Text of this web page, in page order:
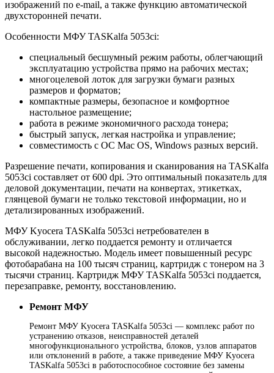
изображений по e-mail, а также функцию автоматической
двухсторонней печати.
Особенности МФУ TASKalfa 5053ci:
специальный бесшумный режим работы, облегчающий
эксплуатацию устройства прямо на рабочих местах;
многоцелевой лоток для загрузки бумаги разных
размеров и форматов;
компактные размеры, безопасное и комфортное
настольное размещение;
работа в режиме экономичного расхода тонера;
быстрый запуск, легкая настройка и управление;
совместимость с ОС Mac OS, Windows разных версий.
Разрешение печати, копирования и сканирования на TASKalfa
5053ci составляет от 600 dpi. Это оптимальный показатель для
деловой документации, печати на конвертах, этикетках,
глянцевой бумаги не только текстовой информации, но и
детализированных изображений.
МФУ Kyocera TASKalfa 5053ci нетребователен в
обслуживании, легко поддается ремонту и отличается
высокой надежностью. Модель имеет повышенный ресурс
фотобарабана на 100 тысяч страниц, картридж с тонером на 3
тысячи страниц. Картридж МФУ TASKalfa 5053ci поддается,
перезаправке, ремонту, восстановлению.
Ремонт МФУ
Ремонт МФУ Kyocera TASKalfa 5053ci — комплекс работ по
устранению отказов, неисправностей деталей
многофункционального устройства, блоков, узлов аппаратов
или отклонений в работе, а также приведение МФУ Kyocera
TASKalfa 5053ci в работоспособное состояние без замены